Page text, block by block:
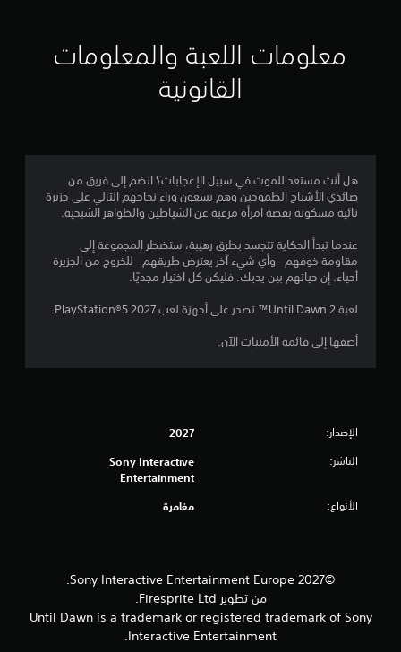
معلومات اللعبة والمعلومات
القانونية
هل أنت مستعد للموت في سبيل الإعجابات؟ انضم إلى فريق من
صائدي الأشباح الطموحين وهم يسعون وراء نجاحهم التالي على جزيرة
نائية مسكونة بقصة امرأة مرعبة عن الشياطين والظواهر الشبحية.
عندما تبدأ الحكاية تتجسد بطرق رهيبة، ستضطر المجموعة إلى
مقاومة خوفهم –وأي شيء آخر يعترض طريقهم– للخروج من الجزيرة
أحياء. إن حياتهم بين يديك. فليكن كل اختيار مجديًا.
لعبة Until Dawn 2™ تصدر على أجهزة لعب PlayStation®5 2027.
أضفها إلى قائمة الأمنيات الآن.
الإصدار: 2027
الناشر:
Sony Interactive
Entertainment
الأنواع: مغامرة
©2027 Sony Interactive Entertainment Europe.
من تطوير Firesprite Ltd.
Until Dawn is a trademark or registered trademark of Sony
Interactive Entertainment.